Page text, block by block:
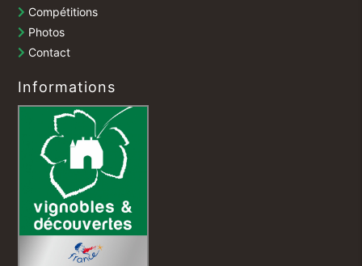
Compétitions
Photos
Contact
Informations